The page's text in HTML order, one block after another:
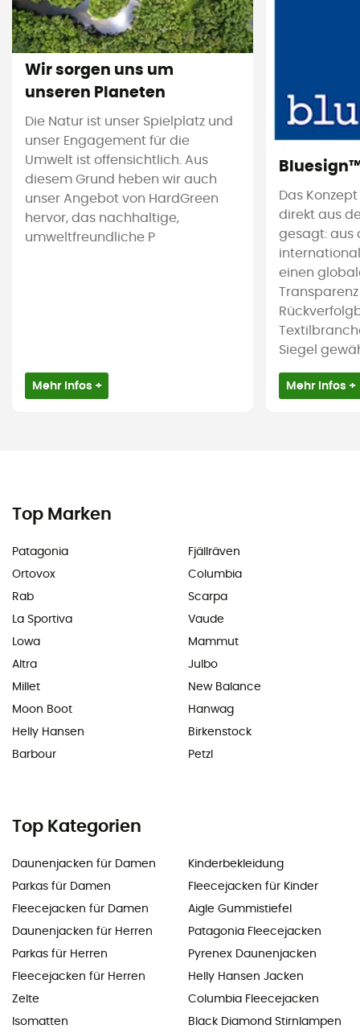
Wir sorgen uns um
unseren Planeten
Die Natur ist unser Spielplatz und
unser Engagement für die
Umwelt ist offensichtlich. Aus
diesem Grund heben wir auch
unser Angebot von HardGreen
hervor, das nachhaltige,
umweltfreundliche P
Mehr Infos +
Das
direkt aus
gesagt: aus
einen
Siegel
Mehr Infos +
Top Marken
Patagonia
Ortovox
Rab
La Sportiva
Lowa
Altra
Millet
Moon Boot
Helly Hansen
Barbour
Fjällräven
Columbia
Scarpa
Vaude
Mammut
Julbo
New Balance
Hanwag
Birkenstock
Petzl
Top Kategorien
Daunenjacken für Damen
Parkas für Damen
Fleecejacken für Damen
Daunenjacken für Herren
Parkas für Herren
Fleecejacken für Herren
Zelte
Isomatten
Kinderbekleidung
Fleecejacken für Kinder
Aigle Gummistiefel
Patagonia Fleecejacken
Pyrenex Daunenjacken
Helly Hansen Jacken
Columbia Fleecejacken
Black Diamond Stirnlampen